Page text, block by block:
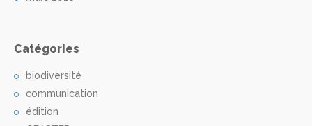
Catégories
biodiversité
communication
édition